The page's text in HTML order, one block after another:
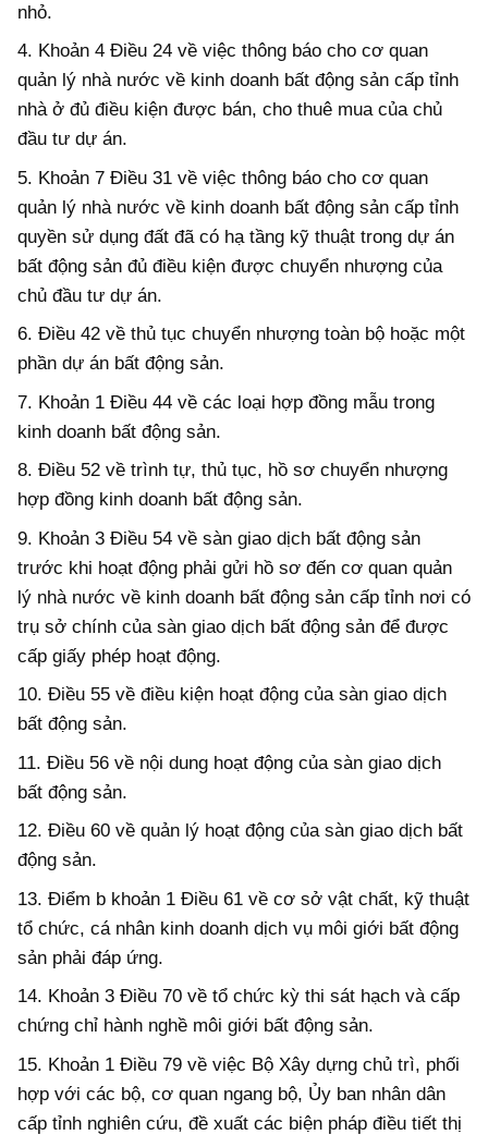
nhỏ.
4. Khoản 4 Điều 24 về việc thông báo cho cơ quan
quản lý nhà nước về kinh doanh bất động sản cấp tỉnh
nhà ở đủ điều kiện được bán, cho thuê mua của chủ
đầu tư dự án.
5. Khoản 7 Điều 31 về việc thông báo cho cơ quan
quản lý nhà nước về kinh doanh bất động sản cấp tỉnh
quyền sử dụng đất đã có hạ tầng kỹ thuật trong dự án
bất động sản đủ điều kiện được chuyển nhượng của
chủ đầu tư dự án.
6. Điều 42 về thủ tục chuyển nhượng toàn bộ hoặc một
phần dự án bất động sản.
7. Khoản 1 Điều 44 về các loại hợp đồng mẫu trong
kinh doanh bất động sản.
8. Điều 52 về trình tự, thủ tục, hồ sơ chuyển nhượng
hợp đồng kinh doanh bất động sản.
9. Khoản 3 Điều 54 về sàn giao dịch bất động sản
trước khi hoạt động phải gửi hồ sơ đến cơ quan quản
lý nhà nước về kinh doanh bất động sản cấp tỉnh nơi có
trụ sở chính của sàn giao dịch bất động sản để được
cấp giấy phép hoạt động.
10. Điều 55 về điều kiện hoạt động của sàn giao dịch
bất động sản.
11. Điều 56 về nội dung hoạt động của sàn giao dịch
bất động sản.
12. Điều 60 về quản lý hoạt động của sàn giao dịch bất
động sản.
13. Điểm b khoản 1 Điều 61 về cơ sở vật chất, kỹ thuật
tổ chức, cá nhân kinh doanh dịch vụ môi giới bất động
sản phải đáp ứng.
14. Khoản 3 Điều 70 về tổ chức kỳ thi sát hạch và cấp
chứng chỉ hành nghề môi giới bất động sản.
15. Khoản 1 Điều 79 về việc Bộ Xây dựng chủ trì, phối
hợp với các bộ, cơ quan ngang bộ, Ủy ban nhân dân
cấp tỉnh nghiên cứu, đề xuất các biện pháp điều tiết thị